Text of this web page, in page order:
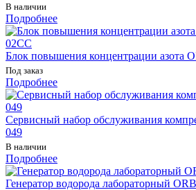
В наличии
Подробнее
Блок повышения концентрации азота
Под заказ
Подробнее
Сервисный набор обслуживания
049
В наличии
Подробнее
Генератор водорода лабораторный